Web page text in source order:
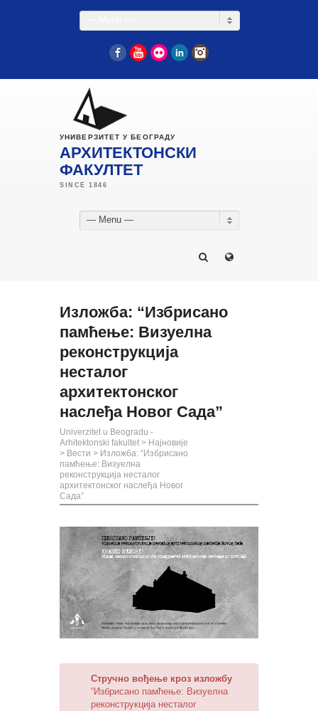
FacebookYouTube
Flickr LinkedIn
УНИВЕРЗИТЕТ У БЕОГРАДУ
АРХИТЕКТОНСКИ
ФАКУЛТЕТ
— Menu —
Изложба: “Избрисано
памћење: Визуелна
реконструкција
несталог
архитектонског
наслеђа Новог Сада”
Univerzitet u Beogradu -
Arhitektonski fakultet > Најновије
> Вести > Изложба: “Избрисано
памћење: Визуелна
реконструкција несталог
архитектонског наслеђа Новог
Сада”
Стручно вођење кроз изложбу
“Избрисано памћење: Визуелна
реконструкција несталог